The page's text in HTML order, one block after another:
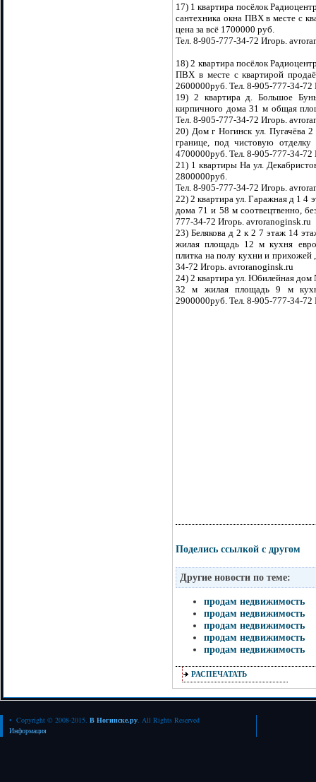
17) 1 квартира посёлок
сантехника окна ПВХ в месте с
цена за всё 1700000 руб.
Тел. 8-905-777-34-72 Игорь.
18) 2 квартира посёлок
ПВХ в месте с квартирой
2600000руб. Тел. 8-905-777-34-72
19) 2 квартира д. Большое
кирпичного дома 31 м общая
Тел. 8-905-777-34-72 Игорь.
20) Дом г Ногинск ул. Пугачёва
границе, под чистовую
4700000руб. Тел. 8-905-777-34-72
21) 1 квартиры На ул.
2800000руб.
Тел. 8-905-777-34-72 Игорь.
22) 2 квартира ул. Гаражная д 1 4
дома 71 и 58 м соотвецтвенно,
777-34-72 Игорь. avroranoginsk.ru
23) Белякова д 2 к 2 7 этаж 14
жилая площадь 12 м кухня
плитка на полу кухни и прихожей
34-72 Игорь. avroranoginsk.ru
24) 2 квартира ул. Юбилейная
32 м жилая площадь 9 м
2900000руб. Тел. 8-905-777-34-72
Поделись ссылкой с другом
Другие новости по теме:
продам недвижимость
продам недвижимость
продам недвижимость
продам недвижимость
продам недвижимость
РАСПЕЧАТАТЬ
• Copyright © 2008-2015. В Ногинске.ру. All Rights Reserved
Информация